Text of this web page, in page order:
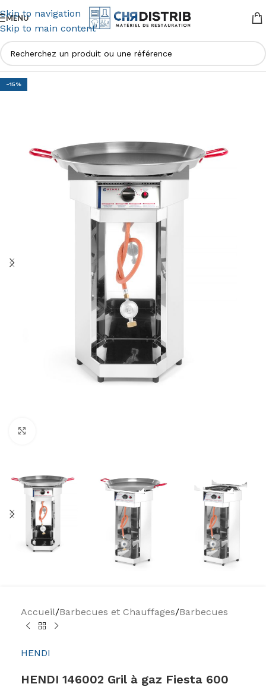
Skip to navigation
Skip to main content
MENU
-15%
Accueil/Barbecues et Chauffages/Barbecues
HENDI
HENDI 146002 Gril à gaz Fiesta 600